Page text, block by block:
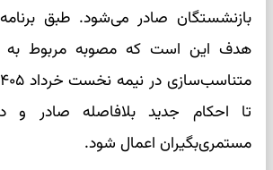
بازنشستگان صادر می‌شود. طبق
هدف این است که مصوبه مربوط به
تا احکام جدید بلافاصله صادر
مستمری‌بگیران اعمال شود.